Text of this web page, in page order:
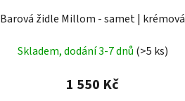
Barová židle Millom - samet | krémová
Skladem, dodání 3-7 dnů (>5 ks)
1 550 Kč